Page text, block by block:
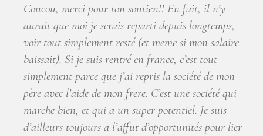
Coucou, merci pour ton soutien!! En fait, il n’y
aurait que moi je serais reparti depuis longtemps,
voir tout simplement resté (et meme si mon salaire
baissait). Si je suis rentré en france, c’est tout
simplement parce que j’ai repris la société de mon
père avec l’aide de mon frere. C’est une société qui
marche bien, et qui a un super potentiel. Je suis
d’ailleurs toujours a l’affut d’opportunités pour lier